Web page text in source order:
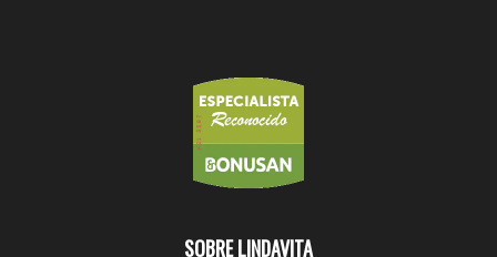
SOBRE LINDAVITA